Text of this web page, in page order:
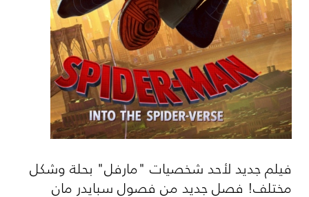
فيلم جديد لأحد شخصيات "مارفل" بحلة وشكل
مختلف! فصل جديد من فصول سبايدر مان